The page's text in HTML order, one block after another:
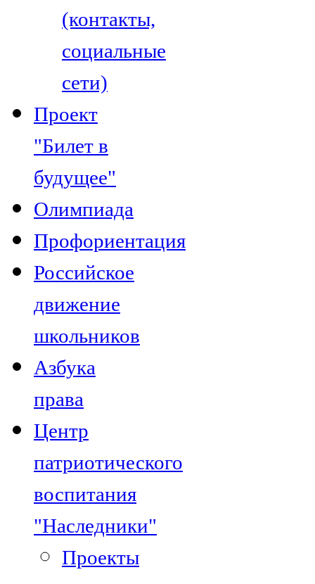
(контакты,
социальные
сети)
Проект
"Билет в
будущее"
Олимпиада
Профориентация
Российское
движение
школьников
Азбука
права
Центр
патриотического
воспитания
"Наследники"
Проекты